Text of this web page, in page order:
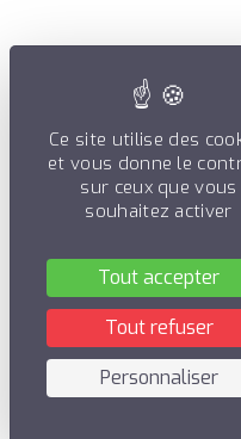
Ce site utilise des
et vous donne le
sur ceux que vous
souhaitez activer
Tout accepter
Tout refuser
Personnaliser